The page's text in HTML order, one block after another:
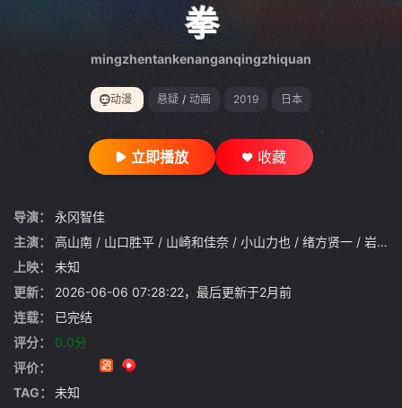
拳
mingzhentankenanganqingzhiquan
动漫 悬疑 / 动画 2019 日本
立即播放 收藏
导演：
永冈智佳
主演：
高山南 / 山口胜平 / 山崎和佳奈 / 小山力也 / 绪方贤一 / 岩居由希子
上映：
未知
更新：
2026-06-06 07:28:22，最后更新于2月前
连载：
已完结
评分：
0.0分
评价：
TAG：
未知